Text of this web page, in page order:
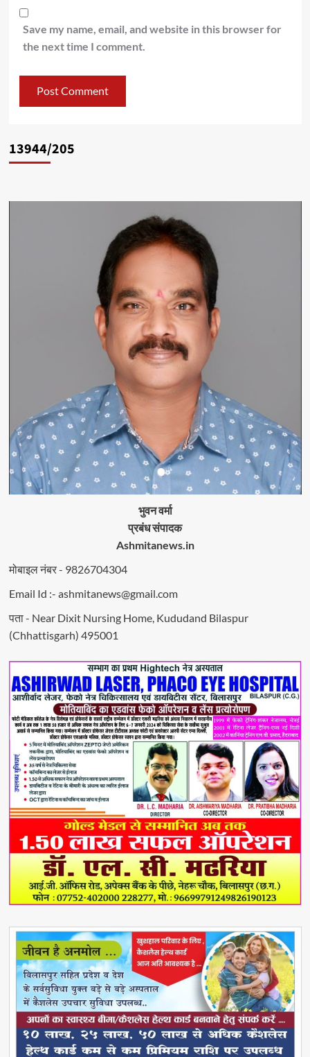
Save my name, email, and website in this browser for
the next time I comment.
13944/205
भुवन वर्मा
प्रबंध संपादक
Ashmitanews.in
मोबाइल नंबर - 9826704304
Email Id :- ashmitanews@gmail.com
पता - Near Dixit Nursing Home, Kududand Bilaspur
(Chhattisgarh) 495001